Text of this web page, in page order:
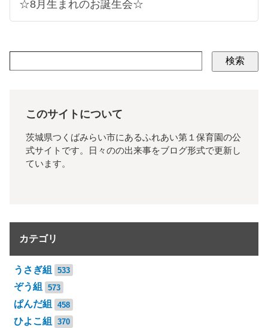
☆8月生まれのお誕生会☆
検索
このサイトについて
茨城県つくばみらい市にあるふれあい第１保育園の公
式サイトです。日々のの出来事をブログ形式で更新し
ています。
カテゴリ
うさぎ組 533
ぞう組 573
ぱんだ組 458
ひよこ組 370